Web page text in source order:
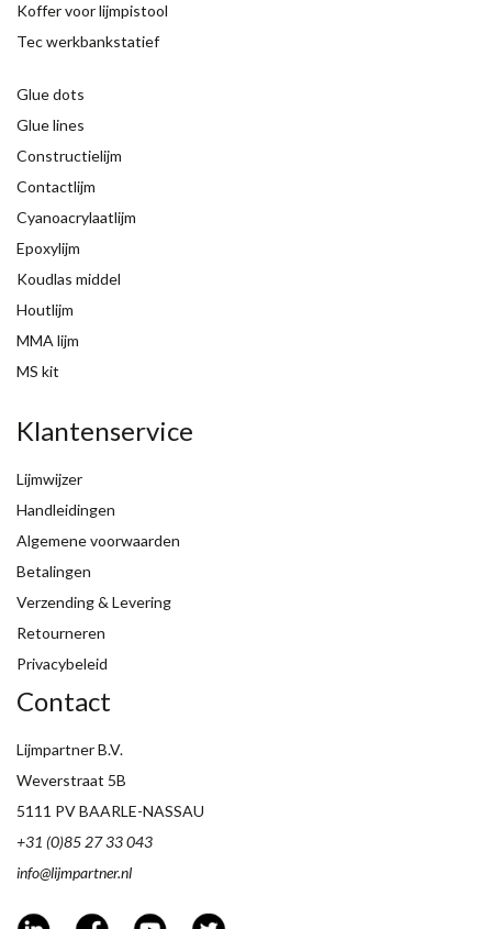
Koffer voor lijmpistool
Tec werkbankstatief
Glue dots
Glue lines
Constructielijm
Contactlijm
Cyanoacrylaatlijm
Epoxylijm
Koudlas middel
Houtlijm
MMA lijm
MS kit
Klantenservice
Lijmwijzer
Handleidingen
Algemene voorwaarden
Betalingen
Verzending & Levering
Retourneren
Privacybeleid
Contact
Lijmpartner B.V.
Weverstraat 5B
5111 PV BAARLE-NASSAU
+31 (0)85 27 33 043
info@lijmpartner.nl